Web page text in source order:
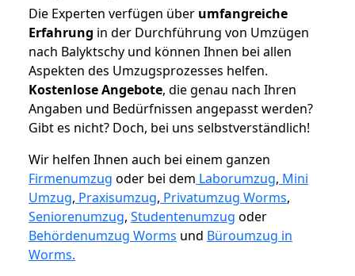
Die Experten verfügen über umfangreiche
Erfahrung in der Durchführung von Umzügen
nach Balyktschy und können Ihnen bei allen
Aspekten des Umzugsprozesses helfen.
Kostenlose Angebote, die genau nach Ihren
Angaben und Bedürfnissen angepasst werden?
Gibt es nicht? Doch, bei uns selbstverständlich!
Wir helfen Ihnen auch bei einem ganzen
Firmenumzug oder bei dem Laborumzug, Mini
Umzug, Praxisumzug, Privatumzug Worms,
Seniorenumzug, Studentenumzug oder
Behördenumzug Worms und Büroumzug in
Worms.